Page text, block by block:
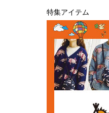
特集アイテム